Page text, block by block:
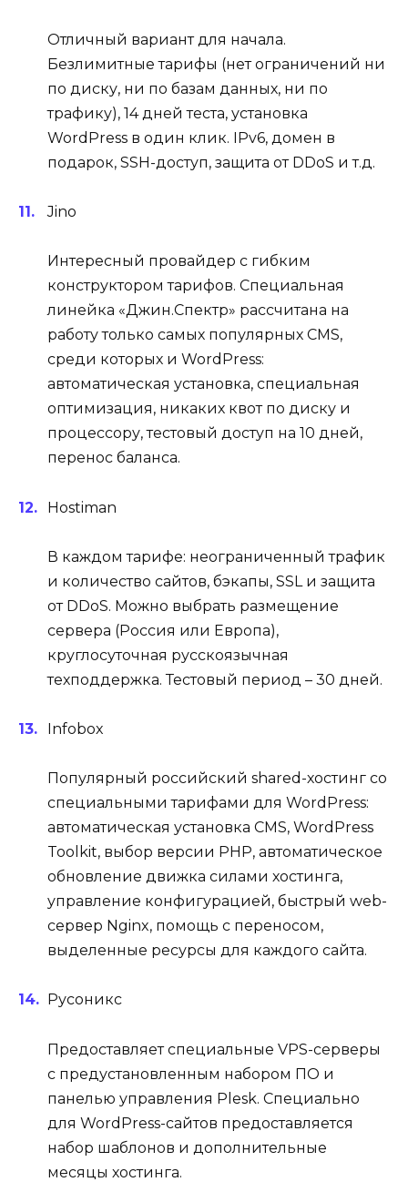
Отличный вариант для начала.
Безлимитные тарифы (нет ограничений ни
по диску, ни по базам данных, ни по
трафику), 14 дней теста, установка
WordPress в один клик. IPv6, домен в
подарок, SSH-доступ, защита от DDoS и т.д.
Jino
Интересный провайдер с гибким
конструктором тарифов. Специальная
линейка «Джин.Спектр» рассчитана на
работу только самых популярных CMS,
среди которых и WordPress:
автоматическая установка, специальная
оптимизация, никаких квот по диску и
процессору, тестовый доступ на 10 дней,
перенос баланса.
Hostiman
В каждом тарифе: неограниченный трафик
и количество сайтов, бэкапы, SSL и защита
от DDoS. Можно выбрать размещение
сервера (Россия или Европа),
круглосуточная русскоязычная
техподдержка. Тестовый период – 30 дней.
Infobox
Популярный российский shared-хостинг со
специальными тарифами для WordPress:
автоматическая установка CMS, WordPress
Toolkit, выбор версии PHP, автоматическое
обновление движка силами хостинга,
управление конфигурацией, быстрый web-
сервер Nginx, помощь с переносом,
выделенные ресурсы для каждого сайта.
Русоникс
Предоставляет специальные VPS-серверы
с предустановленным набором ПО и
панелью управления Plesk. Специально
для WordPress-сайтов предоставляется
набор шаблонов и дополнительные
месяцы хостинга.